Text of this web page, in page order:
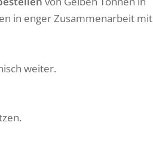
in enger Zusammenarbeit mit
weiter.